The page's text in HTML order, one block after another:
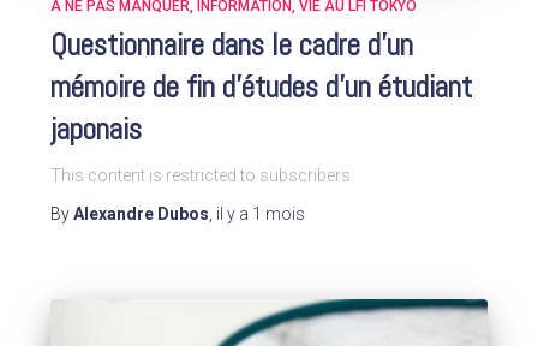
A NE PAS MANQUER INFORMATION VIE AU LFI TOKYO
Questionnaire dans le cadre d’un
mémoire de fin d’études d’un étudiant
japonais
This content is restricted to subscribers
ByAlexandre Dubos, il y a 1 mois